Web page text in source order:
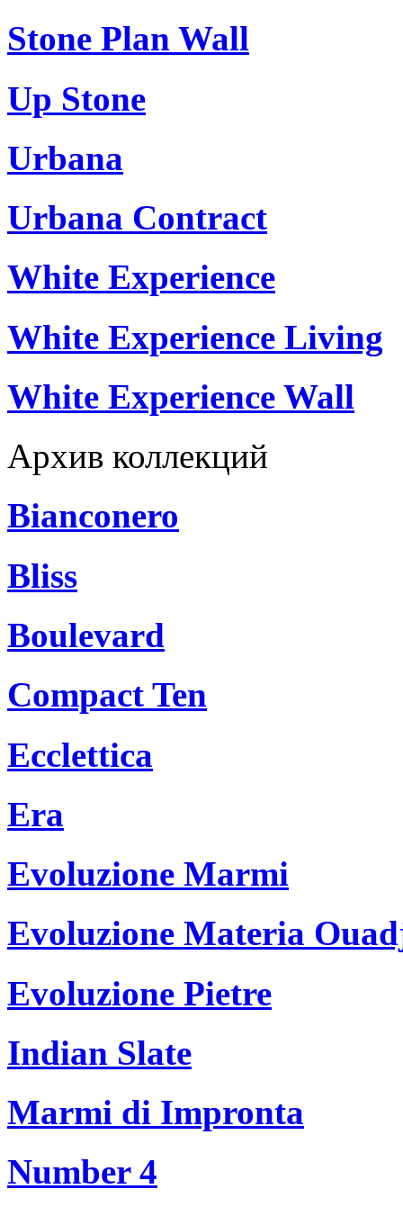
Stone Plan Wall
Up Stone
Urbana
Urbana Contract
White Experience
White Experience Living
White Experience Wall
Архив коллекций
Bianconero
Bliss
Boulevard
Compact Ten
Ecclettica
Era
Evoluzione Marmi
Evoluzione Materia
Evoluzione Pietre
Indian Slate
Marmi di Impronta
Number 4